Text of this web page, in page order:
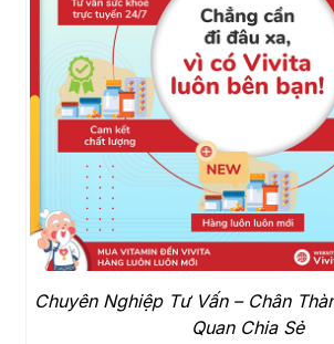
Chuyên Nghiệp Tư Vấn – Chân
Quan Chia Sẻ